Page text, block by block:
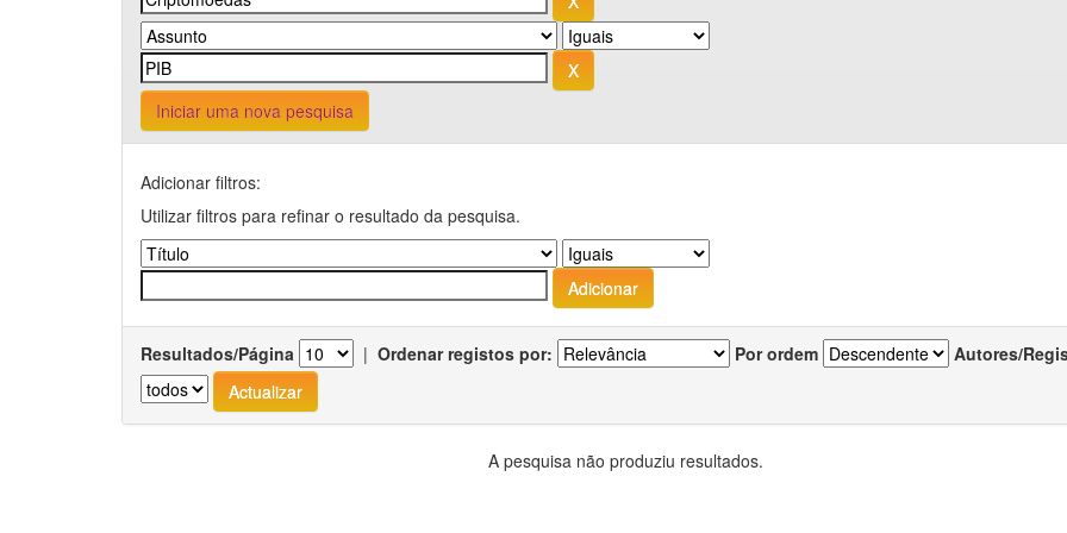
Iniciar uma nova pesquisa
Adicionar filtros:
Utilizar filtros para refinar o resultado da pesquisa.
Resultados/Página | Ordenar registos por: Por ordem Autores/
A pesquisa não produziu resultados.